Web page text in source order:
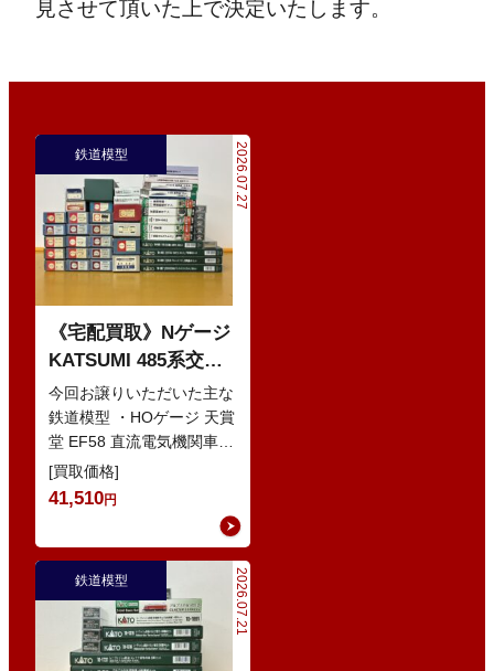
見させて頂いた上で決定いたします。
2026.07.27
鉄道模型
《宅配買取》Nゲージ
KATSUMI 485系交直
流特急型電車 などの
鉄道模型
今回お譲りいただいた主な
鉄道模型 ・HOゲージ 天賞
堂 EF58 直流電気機関車
・Nゲージ KATO 10-386
285系0番…
[買取価格]
41,510円
2026.07.21
鉄道模型